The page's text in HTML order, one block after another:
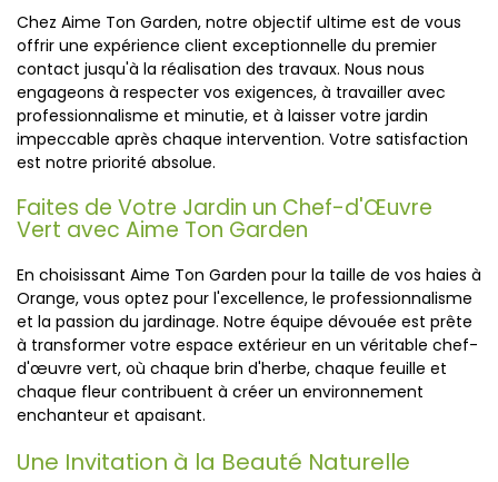
Chez Aime Ton Garden, notre objectif ultime est de vous
offrir une expérience client exceptionnelle du premier
contact jusqu'à la réalisation des travaux. Nous nous
engageons à respecter vos exigences, à travailler avec
professionnalisme et minutie, et à laisser votre jardin
impeccable après chaque intervention. Votre satisfaction
est notre priorité absolue.
Faites de Votre Jardin un Chef-d'Œuvre
Vert avec Aime Ton Garden
En choisissant Aime Ton Garden pour la taille de vos haies à
Orange, vous optez pour l'excellence, le professionnalisme
et la passion du jardinage. Notre équipe dévouée est prête
à transformer votre espace extérieur en un véritable chef-
d'œuvre vert, où chaque brin d'herbe, chaque feuille et
chaque fleur contribuent à créer un environnement
enchanteur et apaisant.
Une Invitation à la Beauté Naturelle